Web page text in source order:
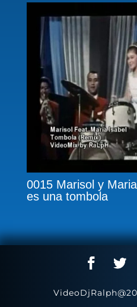
0015 Marisol y
es una tombola